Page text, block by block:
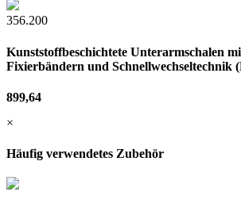
356.200
Kunststoffbeschichtete Unterarmschalen
Fixierbändern und Schnellwechseltechnik
899,64
×
Häufig verwendetes Zubehör